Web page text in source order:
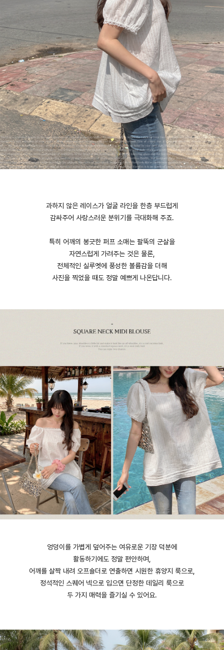
과하지 않은 레이스가 얼굴 라인을 한층 부드럽게
감싸주어 사랑스러운 분위기를 극대화해 주죠.
특히 어깨의 봉긋한 퍼프 소매는 팔뚝의 군살을
자연스럽게 가려주는 것은 물론,
전체적인 실루엣에 풍성한 볼륨감을 더해
사진을 찍었을 때도 정말 예쁘게 나온답니다.
엉덩이를 가볍게 덮어주는 여유로운 기장 덕분에
활동하기에도 정말 편안하며,
어깨를 살짝 내려 오프숄더로 연출하면 시원한 휴양지 룩으로,
정석적인 스퀘어 넥으로 입으면 단정한 데일리 룩으로
두 가지 매력을 즐기실 수 있어요.